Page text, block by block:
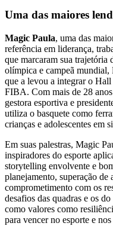
Uma das maiores
Magic Paula, uma das
referência em liderança,
que marcaram sua trajetória
olímpica e campeã
que a levou a integrar o
FIBA. Com mais de 28
gestora esportiva e
utiliza o basquete como
crianças e adolescentes em
Em suas palestras, Magic
inspiradores do esporte
storytelling envolvente e
planejamento, superação
comprometimento com os
desafios das quadras e os
como valores como
para vencer no esporte e